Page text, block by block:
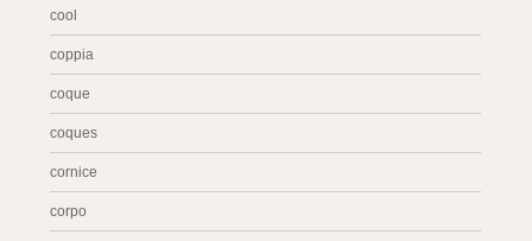
cool
coppia
coque
coques
cornice
corpo